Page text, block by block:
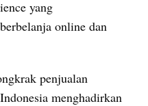
yang
online dan
penjualan
menghadirkan